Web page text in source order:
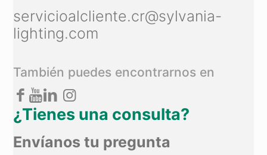
servicioalcliente.cr@sylvania-
lighting.com
También puedes encontrarnos en
¿Tienes una consulta?
Envíanos tu pregunta